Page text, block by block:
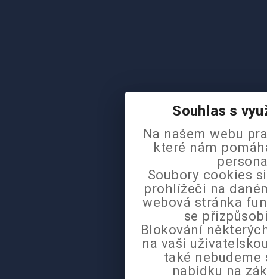
Souhlas s
Na našem webu
které nám
Soubory cookies
prohlížeči na
webová stránka
se
Blokování
na vaši
také
nabídku na